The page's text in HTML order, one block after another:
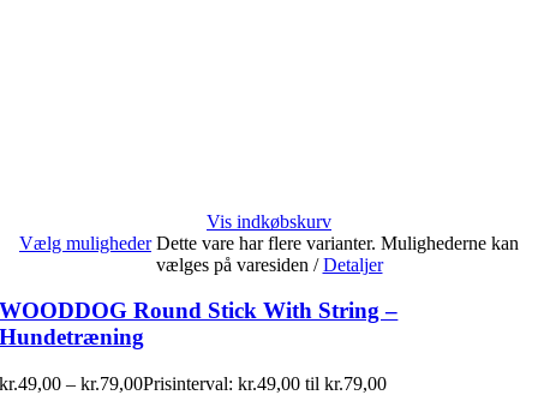
Vis indkøbskurv
Vælg muligheder Dette vare har flere varianter. Mulighederne kan
vælges på varesiden / Detaljer
WOODDOG Round Stick With String –
Hundetræning
kr.49,00 – kr.79,00Prisinterval: kr.49,00 til kr.79,00